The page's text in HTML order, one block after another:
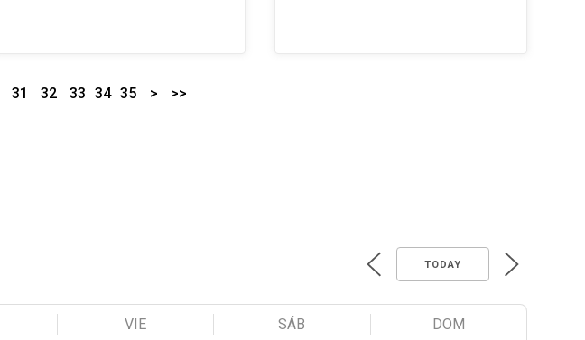
31 32 33 34 35 > >>
TODAY
VIE SÁB DOM